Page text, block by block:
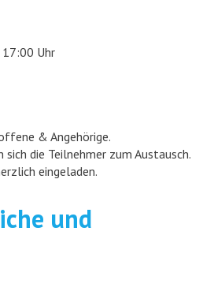
Uhr
& Angehörige.
die Teilnehmer zum Austausch.
eingeladen.
und